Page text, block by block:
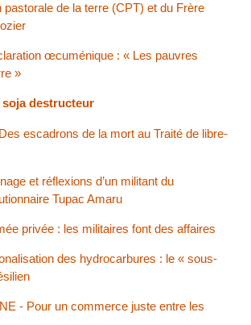
de la terre (CPT) et du Frère
œcuménique : « Les pauvres
»
soja destructeur
escadrons de la mort au Traité de libre-
et réflexions d’un militant du
Tupac Amaru
privée : les militaires font des affaires
des hydrocarbures : le « sous-
- Pour un commerce juste entre les